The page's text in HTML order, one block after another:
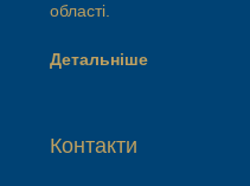
області.
Детальніше
Контакти